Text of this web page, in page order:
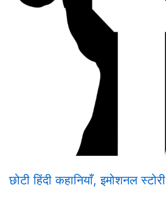
छोटी हिंदी कहानियाँ,इमोशनल स्टोरी